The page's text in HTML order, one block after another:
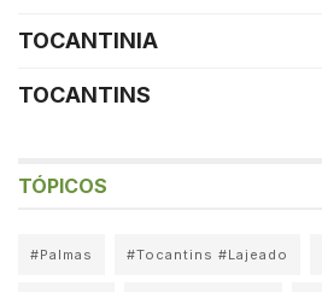
TOCANTINIA
TOCANTINS
TÓPICOS
#Palmas #Tocantins #Lajeado